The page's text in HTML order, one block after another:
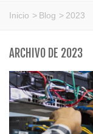
Inicio > Blog > 2023
ARCHIVO DE 2023